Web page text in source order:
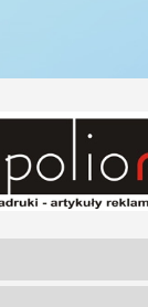
Silicon